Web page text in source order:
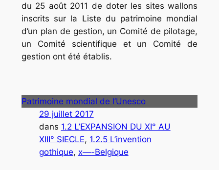
du 25 août 2011 de doter les sites wallons
inscrits sur la Liste du patrimoine mondial
d’un plan de gestion, un Comité de pilotage,
un Comité scientifique et un Comité de
gestion ont été établis.
Patrimoine mondial de l’Unesco
29 juillet 2017
dans 1.2 L’EXPANSION DU XI° AU
XIII° SIECLE, 1.2.5 L’invention
gothique, x—-Belgique